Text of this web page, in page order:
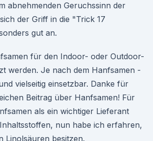
abnehmenden Geruchssinn der
der Griff in die "Trick 17
gut an.
für den Indoor- oder Outdoor-
werden. Je nach dem Hanfsamen -
vielseitig einsetzbar. Danke für
Beitrag über Hanfsamen! Für
als ein wichtiger Lieferant
nun habe ich erfahren,
Linolsäuren besitzen.